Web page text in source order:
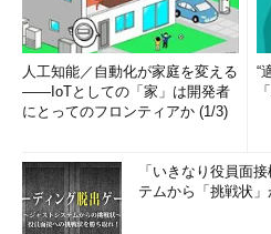
人工知能／自動化が家庭を変える
――IoTとしての「家」は開発者
にとってのフロンティアか (1/3)
“
「いきなり役員面
テムから「挑戦状